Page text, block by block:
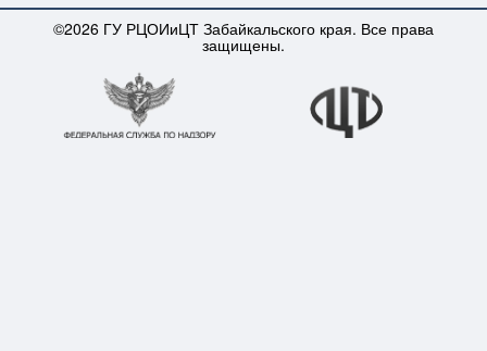
©2026 ГУ РЦОИиЦТ Забайкальского края. Все права
защищены.